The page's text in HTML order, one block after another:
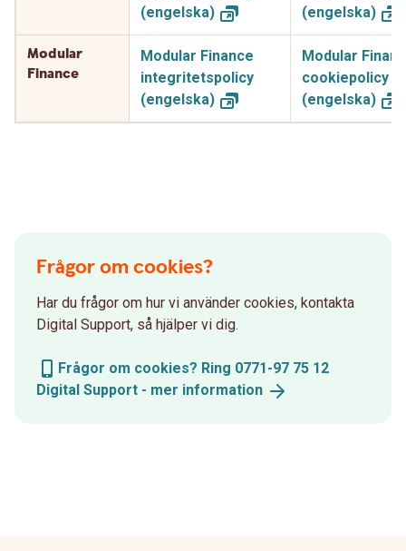
(engelska)
(engelska)
Modular
Finance
Modular Finance
integritetspolicy
(engelska)
Modular
cookiepolicy
(engelska)
Frågor om cookies?
Har du frågor om hur vi använder cookies, kontakta
Digital Support, så hjälper vi dig.
Frågor om cookies? Ring 0771-97 75 12
Digital Support - mer information